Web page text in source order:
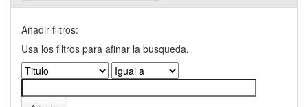
Añadir filtros:
Usa los filtros para afinar la busqueda.